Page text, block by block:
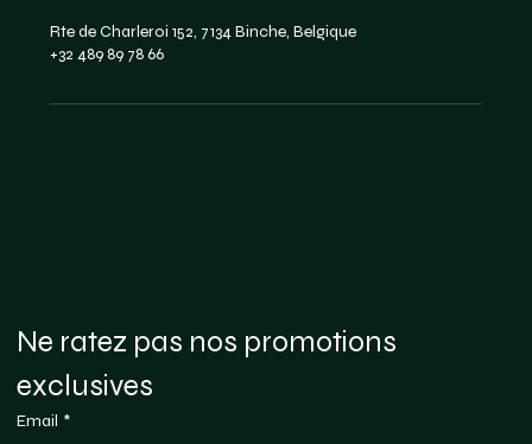
Rte de Charleroi 152, 7134 Binche, Belgique
+32 489 89 78 66
Ne ratez pas nos promotions
exclusives
Email *